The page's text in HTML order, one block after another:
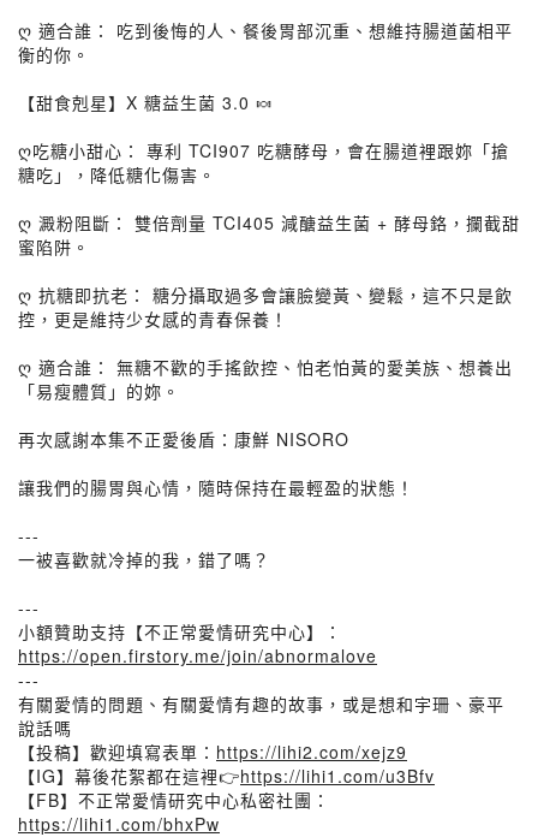
ღ 適合誰： 吃到後悔的人、餐後胃部沉重、想維持腸道菌相平
衡的你。
【甜食剋星】X 糖益生菌 3.0 🍬
ღ吃糖小甜心： 專利 TCI907 吃糖酵母，會在腸道裡跟妳「搶
糖吃」，降低糖化傷害。
ღ 澱粉阻斷： 雙倍劑量 TCI405 減醣益生菌 + 酵母鉻，攔截甜
蜜陷阱。
ღ 抗糖即抗老： 糖分攝取過多會讓臉變黃、變鬆，這不只是飲
控，更是維持少女感的青春保養！
ღ 適合誰： 無糖不歡的手搖飲控、怕老怕黃的愛美族、想養出
「易瘦體質」的妳。
再次感謝本集不正愛後盾：康鮮 NISORO
讓我們的腸胃與心情，隨時保持在最輕盈的狀態！
---
一被喜歡就冷掉的我，錯了嗎？
---
小額贊助支持【不正常愛情研究中心】：
https://open.firstory.me/join/abnormalove
---
有關愛情的問題、有關愛情有趣的故事，或是想和宇珊、豪平
說話嗎
【投稿】歡迎填寫表單： https://lihi2.com/xejz9
【IG】幕後花絮都在這裡👉https://lihi1.com/u3Bfv
【FB】不正常愛情研究中心私密社團：
https://lihi1.com/bhxPw